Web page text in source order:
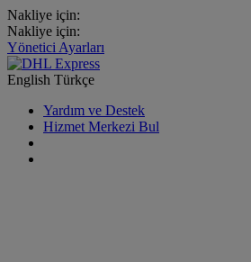
Nakliye için:
Nakliye için:
Yönetici Ayarları
English Türkçe
Yardım ve Destek
Hizmet Merkezi Bul